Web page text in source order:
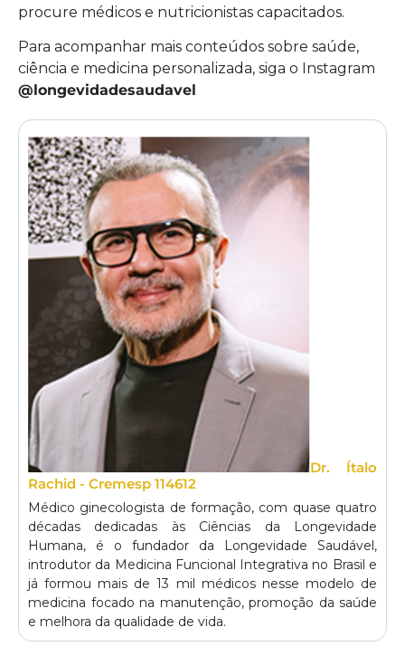
procure médicos e nutricionistas capacitados.
Para acompanhar mais conteúdos sobre saúde,
ciência e medicina personalizada, siga o Instagram
@longevidadesaudavel
Dr. Ítalo
Rachid - Cremesp 114612
Médico ginecologista de formação, com quase quatro
décadas dedicadas às Ciências da Longevidade
Humana, é o fundador da Longevidade Saudável,
introdutor da Medicina Funcional Integrativa no Brasil e
já formou mais de 13 mil médicos nesse modelo de
medicina focado na manutenção, promoção da saúde
e melhora da qualidade de vida.